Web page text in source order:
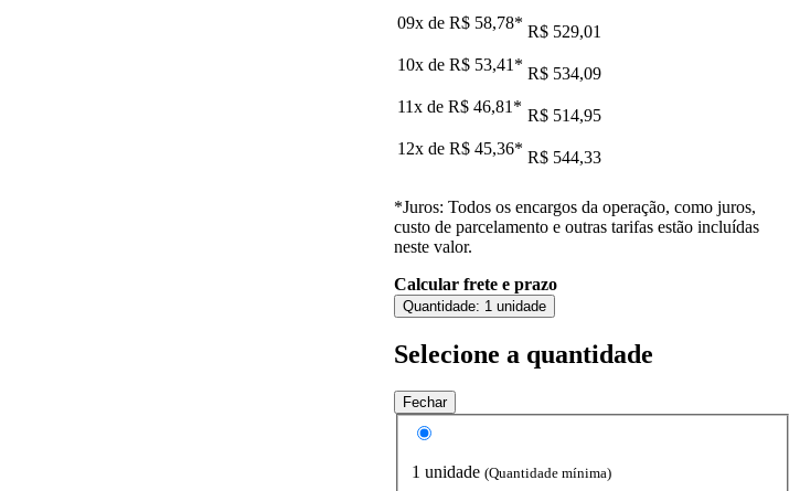
09x de R$ 58,78* R$ 529,01
10x de R$ 53,41 * R$ 534,09
11x de R$ 46,81 * R$ 514,95
12x de R$ 45,36* R$ 544,33
*Juros: Todos os encargos da operação, como juros,
custo de parcelamento e outras tarifas estão incluídas
neste valor.
Calcular frete e prazo
Quantidade: 1 unidade
Selecione a quantidade
Fechar
1 unidade (Quantidade mínima)